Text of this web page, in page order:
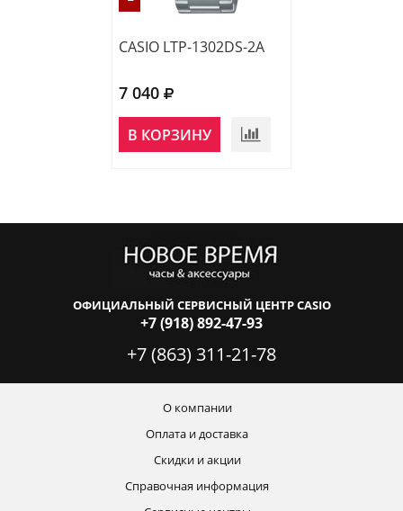
CASIO LTP-1302DS-2A
7 040
В КОРЗИНУ
ОФИЦИАЛЬНЫЙ СЕРВИСНЫЙ ЦЕНТР CASIO
+7 (918) 892-47-93
+7 (863) 311-21-78
О компании
Оплата и доставка
Скидки и акции
Справочная информация